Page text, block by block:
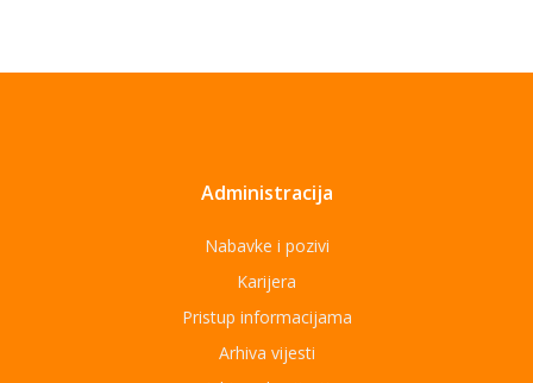
Administracija
Nabavke i pozivi
Karijera
Pristup informacijama
Arhiva vijesti